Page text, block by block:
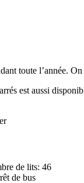
toute l’année.
est aussi
de lits: 46
de bus